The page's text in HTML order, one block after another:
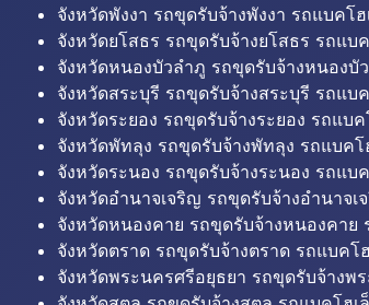
จังหวัดพังงา รถขุดรับจ้างพังงา รถแบคโ
จังหวัดยโสธร รถขุดรับจ้างยโสธร รถแบ
จังหวัดหนองบัวลำภู รถขุดรับจ้างหนอง
จังหวัดสระบุรี รถขุดรับจ้างสระบุรี รถแบ
จังหวัดระยอง รถขุดรับจ้างระยอง รถแบ
จังหวัดพัทลุง รถขุดรับจ้างพัทลุง รถแบค
จังหวัดระนอง รถขุดรับจ้างระนอง รถแบ
จังหวัดอำนาจเจริญ รถขุดรับจ้างอำนาจ
จังหวัดหนองคาย รถขุดรับจ้างหนองคาย
จังหวัดตราด รถขุดรับจ้างตราด รถแบค
จังหวัดพระนครศรีอยุธยา รถขุดรับจ้างพ